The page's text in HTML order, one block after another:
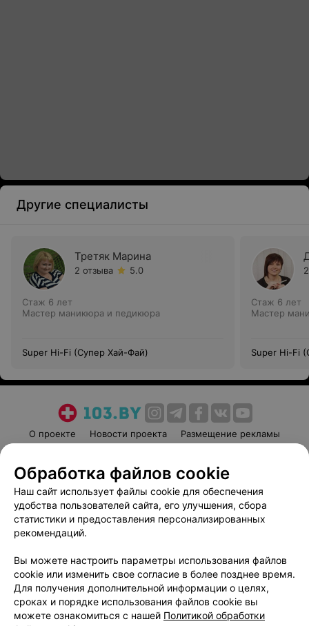
Другие специалисты
Третяк Марина
2 отзыва 5.0
Стаж 6 лет
Мастер маникюра и педикюра
Super Hi-Fi (Супер Хай-Фай)
Стаж 6 лет
Мастер
Super Hi-Fi
О проекте Новости проекта
Размещение рекламы
Пользовательское соглашение
Способы оплаты
Вакансии
Партнеры
Написать руководителю 103.by
Обработка персональных данных
Обработка файлов cookie
Наш сайт использует файлы cookie для обеспечения
удобства пользователей сайта, его улучшения, сбора
статистики и предоставления персонализированных
рекомендаций.
Вы можете настроить параметры использования файлов
cookie или изменить свое согласие в более позднее время.
Для получения дополнительной информации о целях,
сроках и порядке использования файлов cookie вы
можете ознакомиться с нашей Политикой обработки